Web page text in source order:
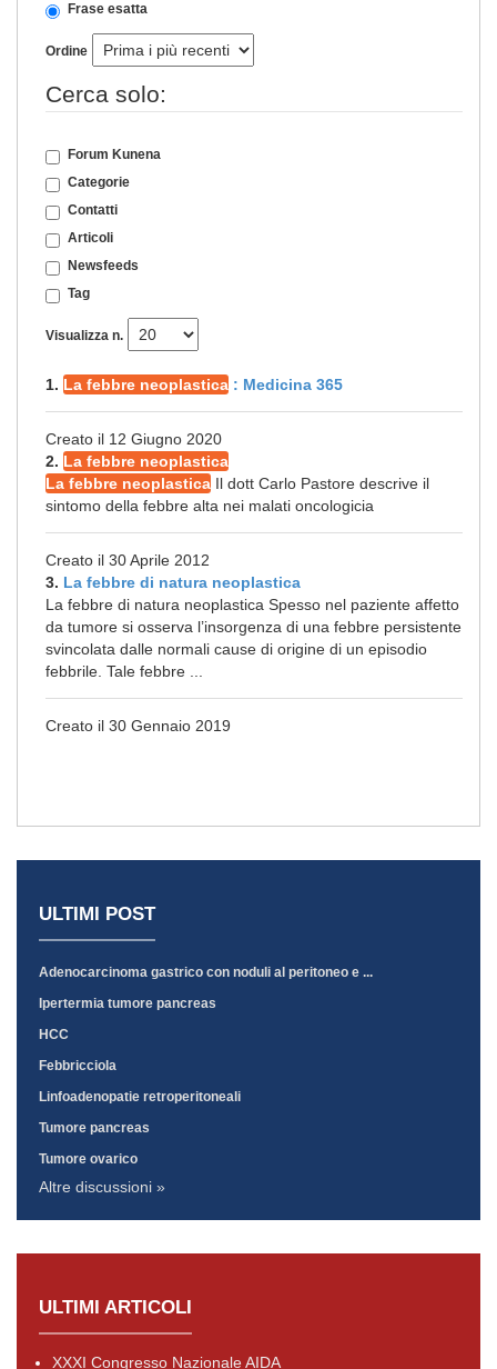
Frase esatta
Ordine
Cerca solo:
Forum Kunena
Categorie
Contatti
Articoli
Newsfeeds
Tag
Visualizza n.
1. La febbre neoplastica : Medicina 365
Creato il 12 Giugno 2020
2. La febbre neoplastica
La febbre neoplastica Il dott Carlo Pastore descrive il
sintomo della febbre alta nei malati oncologicia
Creato il 30 Aprile 2012
3. La febbre di natura neoplastica
La febbre di natura neoplastica Spesso nel paziente affetto
da tumore si osserva l’insorgenza di una febbre persistente
svincolata dalle normali cause di origine di un episodio
febbrile. Tale febbre ...
Creato il 30 Gennaio 2019
ULTIMI POST
Adenocarcinoma gastrico con noduli al peritoneo e ...
Ipertermia tumore pancreas
HCC
Febbricciola
Linfoadenopatie retroperitoneali
Tumore pancreas
Tumore ovarico
Altre discussioni »
ULTIMI ARTICOLI
XXXI Congresso Nazionale AIDA